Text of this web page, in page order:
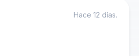
Hace 12 días.